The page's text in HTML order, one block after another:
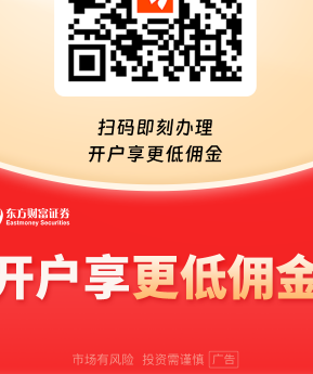
22.58亿
1886.49万 22.94亿
23.63亿
22.65亿
22.96亿
1906.19万 23.06亿 6.67
1904.58万
1912.46万 24.08亿 6.69
1890.46万 24.20亿 6.61
23.65亿